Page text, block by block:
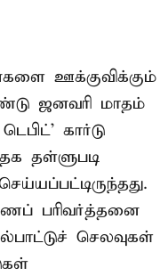
ஊக்குவிக்கும்
ஜனவரி மாதம்
கார்டு
தள்ளுபடி
பரிவர்த்தனை
செலவுகள்